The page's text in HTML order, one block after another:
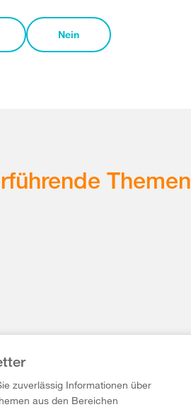
Nein
Themen
zuverlässig Informationen über
aus den Bereichen